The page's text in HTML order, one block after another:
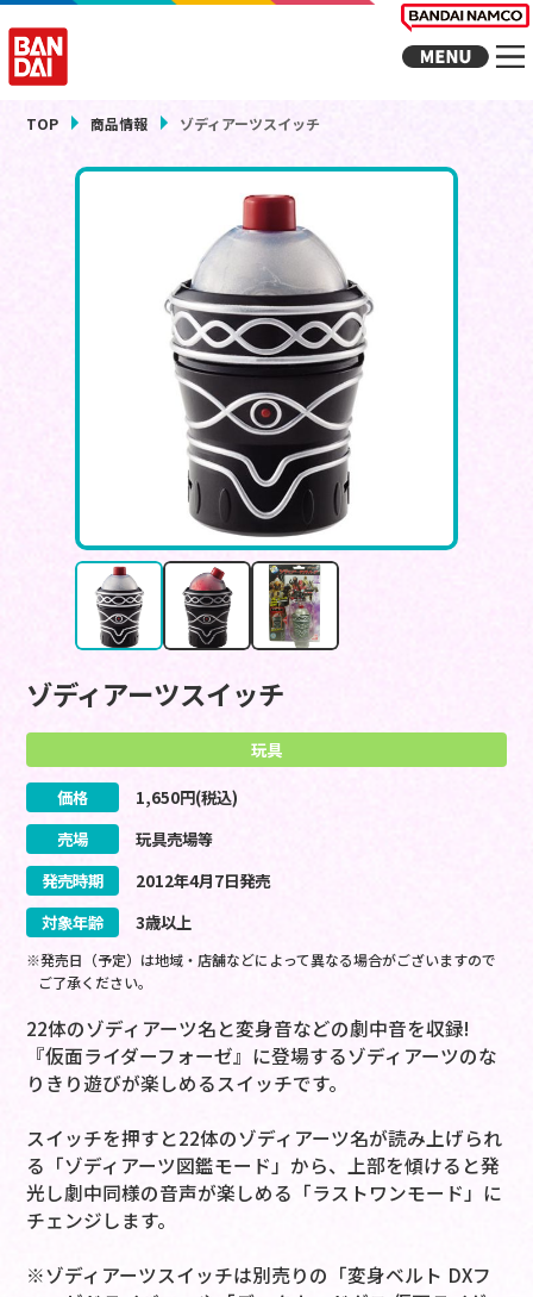
TOP 商品情報 ゾディアーツスイッチ
ゾディアーツスイッチ
玩具
価格 1,650円(税込)
売場
玩具売場等
発売時期
2012年4月7日発売
対象年齢
3歳以上
※発売日（予定）は地域・店舗などによって異なる場合がございますので
ご了承ください。
22体のゾディアーツ名と変身音などの劇中音を収録!
『仮面ライダーフォーゼ』に登場するゾディアーツのな
りきり遊びが楽しめるスイッチです。
スイッチを押すと22体のゾディアーツ名が読み上げられ
る「ゾディアーツ図鑑モード」から、上部を傾けると発
光し劇中同様の音声が楽しめる「ラストワンモード」に
チェンジします。
※ゾディアーツスイッチは別売りの「変身ベルト DXフ